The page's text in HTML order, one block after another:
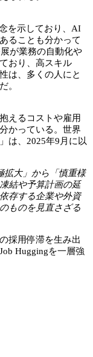
を示しており、AI
ることも分かって
が業務の自動化や
おり、高スキル
は、多くの人にと
。
えるコストや雇用
かっている。世界
は、2025年9月に以
拡大」から「慎重様
結や予算計画の延
存する企業や外資
ものを見直さざる
採用停滞を生み出
Huggingを一層強